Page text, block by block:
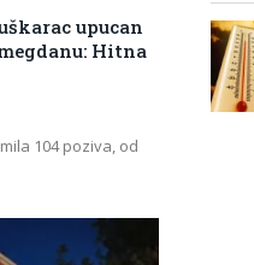
upucan
Hitna
104 poziva, od